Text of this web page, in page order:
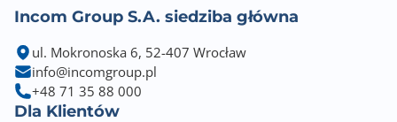
Incom Group S.A. siedziba główna
ul. Mokronoska 6, 52-407 Wrocław
info@incomgroup.pl
+48 71 35 88 000
Dla Klientów